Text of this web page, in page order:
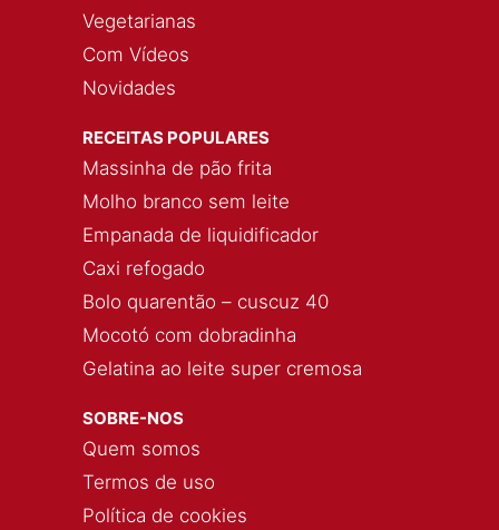
Vegetarianas
Com Vídeos
Novidades
RECEITAS POPULARES
Massinha de pão frita
Molho branco sem leite
Empanada de liquidificador
Caxi refogado
Bolo quarentão – cuscuz 40
Mocotó com dobradinha
Gelatina ao leite super cremosa
SOBRE-NOS
Quem somos
Termos de uso
Política de cookies